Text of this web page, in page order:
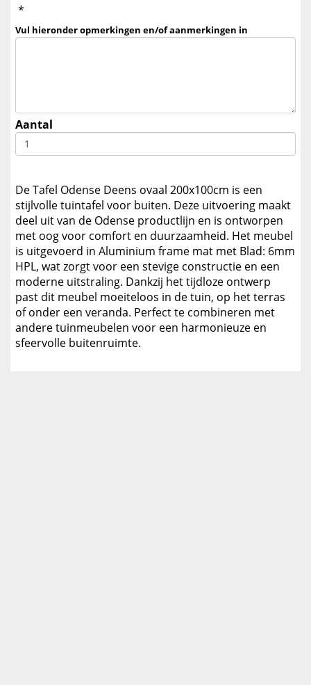
*
Vul hieronder opmerkingen en/of aanmerkingen in
Aantal
De Tafel Odense Deens ovaal 200x100cm is een
stijlvolle tuintafel voor buiten. Deze uitvoering maakt
deel uit van de Odense productlijn en is ontworpen
met oog voor comfort en duurzaamheid. Het meubel
is uitgevoerd in Aluminium frame mat met Blad: 6mm
HPL, wat zorgt voor een stevige constructie en een
moderne uitstraling. Dankzij het tijdloze ontwerp
past dit meubel moeiteloos in de tuin, op het terras
of onder een veranda. Perfect te combineren met
andere tuinmeubelen voor een harmonieuze en
sfeervolle buitenruimte.